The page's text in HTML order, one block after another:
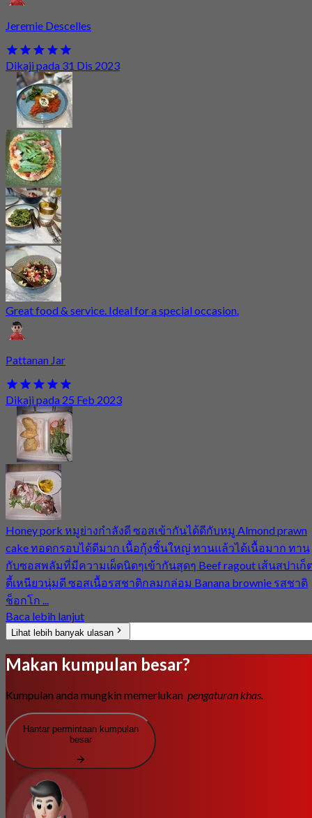
Jeremie Descelles
Dikaji pada 31 Dis 2023
Great food & service. Ideal for a special occasion.
Pattanan Jar
Dikaji pada 25 Feb 2023
Honey pork หมูย่างกำลังดี ซอสเข้ากันได้ดีกับหมู Almond prawn
cake ทอดกรอบได้ดีมาก เนื้อกุ้งชิ้นใหญ่ ทานแล้วได้เนื้อมาก ทาน
กับซอสพลัมที่มีความเผ็ดนิดๆเข้ากันสุดๆ Beef ragout เส้นสปาเก็
ตี้เหนียวนุ่มดี ซอสเนื้อรสชาติกลมกล่อม Banana brownie รสชาติ
ช็อกโก ...
Baca lebih lanjut
Lihat lebih banyak ulasan
Makan kumpulan besar?
Kumpulan anda mungkin memerlukan pengaturan khas.
Hantar permintaan kumpulan
besar